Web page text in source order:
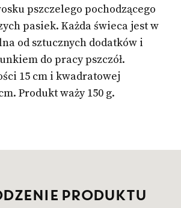
pszczelego pochodzącego
pasiek. Każda świeca jest w
od sztucznych dodatków i
do pracy pszczół.
15 cm i kwadratowej
Produkt waży 150 g.
PRODUKTU